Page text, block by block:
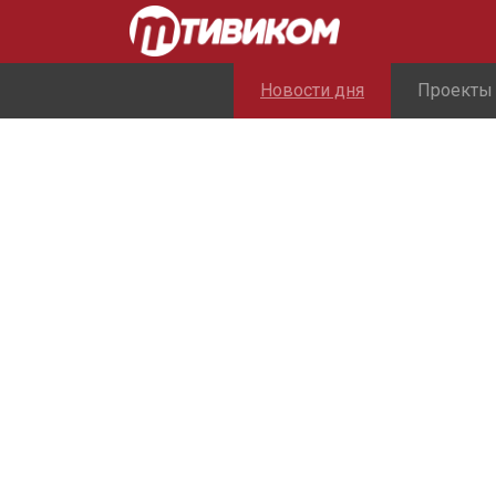
Новости дня Проекты